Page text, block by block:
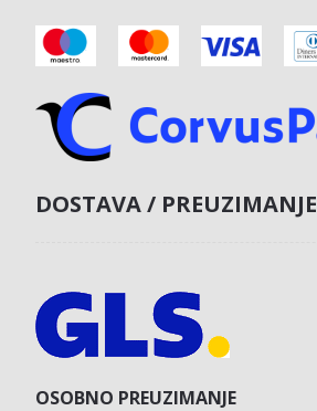
DOSTAVA / PREUZIMANJE
OSOBNO PREUZIMANJE